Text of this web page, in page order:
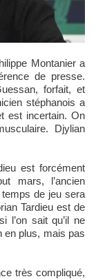
Montanier a
de presse.
forfait, et
stéphanois a
est incertain. On
Djylian
est forcément
mars, l’ancien
de jeu sera
Tardieu est de
l’on sait qu’il ne
en plus, mais pas
très compliqué,